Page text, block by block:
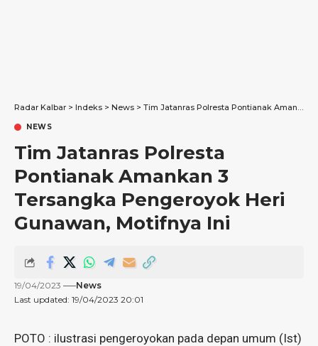
Radar Kalbar > Indeks > News > Tim Jatanras Polresta Pontianak Amankan 3 Tersangka Pengeroyok Heri Gunawan, Motifnya Ini
NEWS
Tim Jatanras Polresta
Pontianak Amankan 3
Tersangka Pengeroyok Heri
Gunawan, Motifnya Ini
Last updated: 19/04/2023 20:01
19/04/2023 News
POTO : ilustrasi pengeroyokan pada depan umum (Ist)